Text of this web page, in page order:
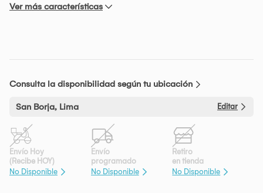
Ver más características
Consulta la disponibilidad según tu ubicación
San Borja, Lima Editar
Envío Hoy
(Recibe HOY)
No Disponible
Envío
programado
No Disponible
Retiro
en tienda
No Disponible